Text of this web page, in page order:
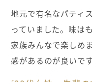
地元で有名なパティ
っていました。味は
家族みんなで楽しめ
感があるのが良いです